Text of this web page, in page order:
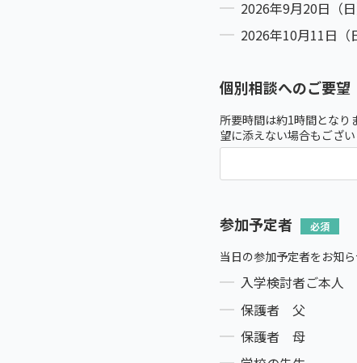
2026年9月20日（日
2026年10月11日（
個別相談へのご要望
所要時間は約1時間とな
望に添えない場合もござい
参加予定者
当日の参加予定者をお知ら
入学検討者ご本人
保護者 父
保護者 母